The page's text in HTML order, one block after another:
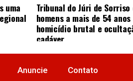
uma
Tribunal do Júri de
homens a mais de 54
homicídio brutal e
cadáver
Anuncie Contato